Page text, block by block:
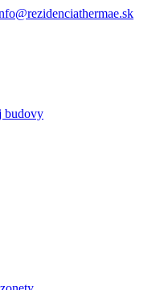
budovy